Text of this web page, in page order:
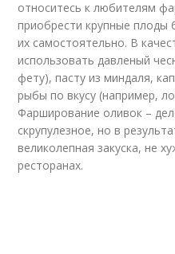
относитесь к любителям
приобрести крупные плоды
их самостоятельно. В
использовать давленый
фету), пасту из миндаля,
рыбы по вкусу (например,
Фарширование оливок –
скрупулезное, но в
великолепная закуска, не
ресторанах.